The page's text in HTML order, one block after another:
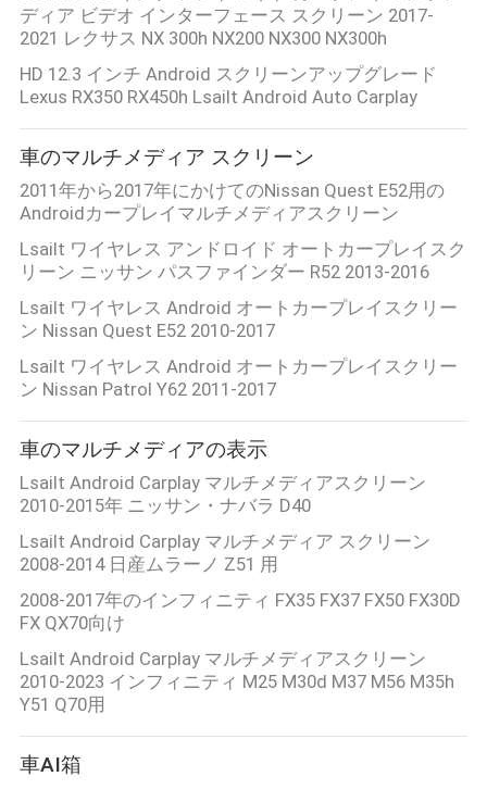
PRIVACY
POLICY
ディア ビデオ インターフェース スクリーン 2017-
2021 レクサス NX 300h NX200 NX300 NX300h
HD 12.3 インチ Android スクリーンアップグレード
Lexus RX350 RX450h Lsailt Android Auto Carplay
車のマルチメディア スクリーン
2011年から2017年にかけてのNissan Quest E52用の
Androidカープレイマルチメディアスクリーン
Lsailt ワイヤレス アンドロイド オートカープレイスク
リーン ニッサン パスファインダー R52 2013-2016
Lsailt ワイヤレス Android オートカープレイスクリー
ン Nissan Quest E52 2010-2017
Lsailt ワイヤレス Android オートカープレイスクリー
ン Nissan Patrol Y62 2011-2017
車のマルチメディアの表示
Lsailt Android Carplay マルチメディアスクリーン
2010-2015年 ニッサン・ナバラ D40
Lsailt Android Carplay マルチメディア スクリーン
2008-2014 日産ムラーノ Z51 用
2008-2017年のインフィニティ FX35 FX37 FX50 FX30D
FX QX70向け
Lsailt Android Carplay マルチメディアスクリーン
2010-2023 インフィニティ M25 M30d M37 M56 M35h
Y51 Q70用
車AI箱